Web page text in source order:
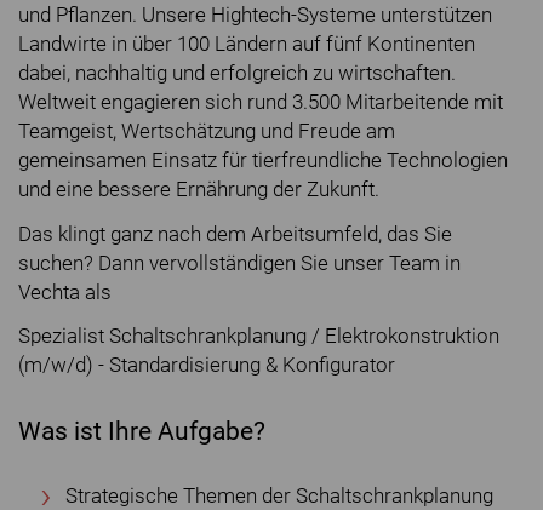
und Pflanzen. Unsere Hightech-Systeme unterstützen
Landwirte in über 100 Ländern auf fünf Kontinenten
dabei, nachhaltig und erfolgreich zu wirtschaften.
Weltweit engagieren sich rund 3.500 Mitarbeitende mit
Teamgeist, Wertschätzung und Freude am
gemeinsamen Einsatz für tierfreundliche Technologien
und eine bessere Ernährung der Zukunft.
Das klingt ganz nach dem Arbeitsumfeld, das Sie
suchen? Dann vervollständigen Sie unser Team in
Vechta als
Spezialist Schaltschrankplanung / Elektrokonstruktion
(m/w/d) - Standardisierung & Konfigurator
Was ist Ihre Aufgabe?
Strategische Themen der Schaltschrankplanung